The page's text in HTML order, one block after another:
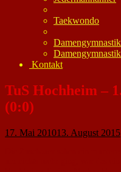
Taekwondo
Kontakt
TuS Hochheim –
(0:0)
17. Mai 201013. August 2015